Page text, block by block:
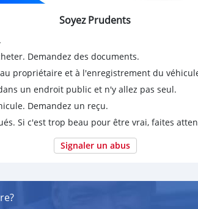
Soyez Prudents
Demandez des documents.
propriétaire et à l'enregistrement du
un endroit public et n'y allez pas seul.
Demandez un reçu.
Si c'est trop beau pour être vrai, faites
Signaler un abus